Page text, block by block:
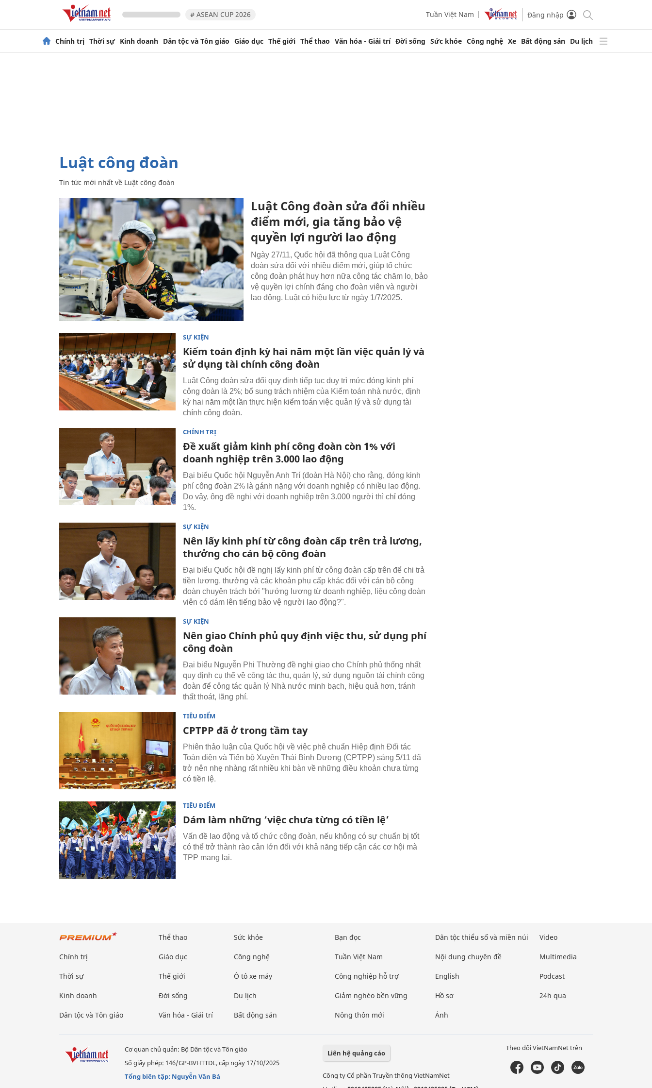
# ASEAN CUP 2026 Tuần Việt Nam Đăng nhập
Chính trị Thời sự Kinh doanh Dân tộc và Tôn giáo Giáo dục Thế giới Thể thao Văn hóa - Giải trí Đời sống Sức khỏe Công nghệ Xe Bất động sản Du lịch
Luật công đoàn
Tin tức mới nhất về Luật công đoàn
Luật Công đoàn sửa đổi nhiều
điểm mới, gia tăng bảo vệ
quyền lợi người lao động
Ngày 27/11, Quốc hội đã thông qua Luật Công
đoàn sửa đổi với nhiều điểm mới, giúp tổ chức
công đoàn phát huy hơn nữa công tác chăm lo, bảo
vệ quyền lợi chính đáng cho đoàn viên và người
lao động. Luật có hiệu lực từ ngày 1/7/2025.
SỰ KIỆN
Kiểm toán định kỳ hai năm một lần việc quản lý và
sử dụng tài chính công đoàn
Luật Công đoàn sửa đổi quy định tiếp tục duy trì mức đóng kinh phí
công đoàn là 2%; bổ sung trách nhiệm của Kiểm toán nhà nước, định
kỳ hai năm một lần thực hiện kiểm toán việc quản lý và sử dụng tài
chính công đoàn.
CHÍNH TRỊ
Đề xuất giảm kinh phí công đoàn còn 1% với
doanh nghiệp trên 3.000 lao động
Đại biểu Quốc hội Nguyễn Anh Trí (đoàn Hà Nội) cho rằng, đóng kinh
phí công đoàn 2% là gánh nặng với doanh nghiệp có nhiều lao động.
Do vậy, ông đề nghị với doanh nghiệp trên 3.000 người thì chỉ đóng
1%.
SỰ KIỆN
Nên lấy kinh phí từ công đoàn cấp trên trả lương,
thưởng cho cán bộ công đoàn
Đại biểu Quốc hội đề nghị lấy kinh phí từ công đoàn cấp trên để chi trả
tiền lương, thưởng và các khoản phụ cấp khác đối với cán bộ công
đoàn chuyên trách bởi "hưởng lương từ doanh nghiệp, liệu công đoàn
viên có dám lên tiếng bảo vệ người lao động?".
SỰ KIỆN
Nên giao Chính phủ quy định việc thu, sử dụng phí
công đoàn
Đại biểu Nguyễn Phi Thường đề nghị giao cho Chính phủ thống nhất
quy định cụ thể về công tác thu, quản lý, sử dụng nguồn tài chính công
đoàn để công tác quản lý Nhà nước minh bạch, hiệu quả hơn, tránh
thất thoát, lãng phí.
TIÊU ĐIỂM
CPTPP đã ở trong tầm tay
Phiên thảo luận của Quốc hội về việc phê chuẩn Hiệp định Đối tác
Toàn diện và Tiến bộ Xuyên Thái Bình Dương (CPTPP) sáng 5/11 đã
trở nên nhẹ nhàng rất nhiều khi bàn về những điều khoản chưa từng
có tiền lệ.
TIÊU ĐIỂM
Dám làm những ‘việc chưa từng có tiền lệ’
Vấn đề lao động và tổ chức công đoàn, nếu không có sự chuẩn bị tốt
có thể trở thành rào cản lớn đối với khả năng tiếp cận các cơ hội mà
TPP mang lại.
Chính trị
Thời sự
Kinh doanh
Dân tộc và Tôn giáo
Thể thao
Giáo dục
Thế giới
Đời sống
Văn hóa - Giải trí
Sức khỏe
Công nghệ
Ô tô xe máy
Du lịch
Bất động sản
Bạn đọc
Tuần Việt Nam
Công nghiệp hỗ trợ
Giảm nghèo bền vững
Nông thôn mới
Dân tộc thiểu số và miền núi
Nội dung chuyên đề
English
Hồ sơ
Ảnh
Video
Multimedia
Podcast
24h qua
Cơ quan chủ quản: Bộ Dân tộc và Tôn giáo
Số giấy phép: 146/GP-BVHTTDL, cấp ngày 17/10/2025
Tổng biên tập: Nguyễn Văn Bá
Liên hệ quảng cáo
Công ty Cổ phần Truyền thông VietNamNet
Theo dõi VietNamNet trên